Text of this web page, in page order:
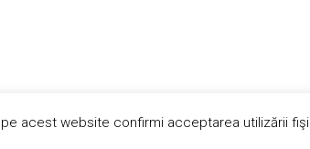
pe acest website confirmi acceptarea utilizării